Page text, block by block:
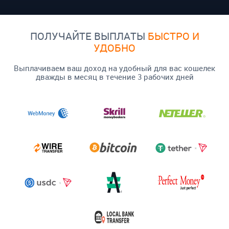
ПОЛУЧАЙТЕ ВЫПЛАТЫ БЫСТРО И
УДОБНО
Выплачиваем ваш доход на удобный для вас кошелек
дважды в месяц в течение 3 рабочих дней